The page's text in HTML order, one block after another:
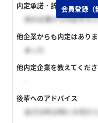
内定承諾・辞退理由
他の企業から内定をも
他企業からも内定はあり
あった
他内定企業を教えてくだ
後輩へのアドバイス
自己分析は特に大切だと
会員登録（